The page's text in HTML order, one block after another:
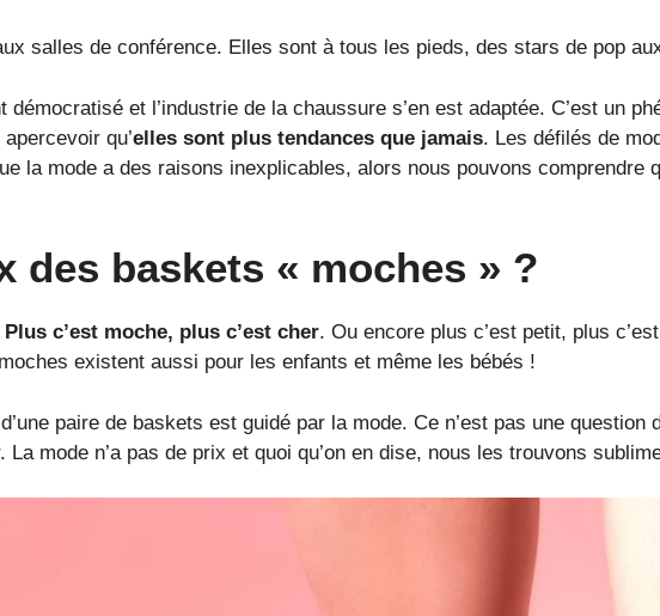
salles de conférence. Elles sont à tous les pieds, des stars de pop
démocratisé et l’industrie de la chaussure s’en est adaptée. C’est un
qu’elles sont plus tendances que jamais. Les défilés de
la mode a des raisons inexplicables, alors nous pouvons comprendre
des baskets « moches » ?
Plus c’est moche, plus c’est cher. Ou encore plus c’est petit, plus
existent aussi pour les enfants et même les bébés !
paire de baskets est guidé par la mode. Ce n’est pas une question
La mode n’a pas de prix et quoi qu’on en dise, nous les trouvons